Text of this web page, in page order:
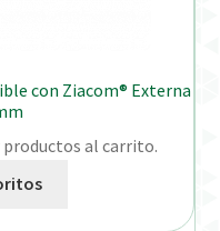
con Ziacom® Externa
productos al carrito.